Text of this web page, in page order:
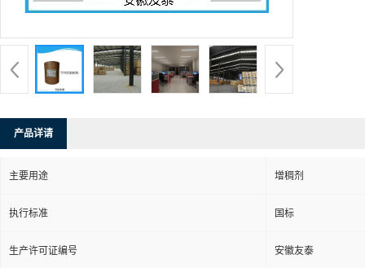
产品详请
主要用途 增稠剂
执行标准 国标
生产许可证编号 安徽友泰